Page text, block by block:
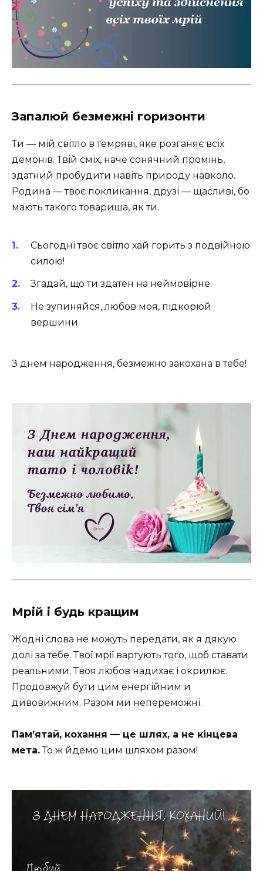
Запалюй безмежні горизонти
Ти — мій світло в темряві, яке розганяє всіх
демонів. Твій сміх, наче сонячний промінь,
здатний пробудити навіть природу навколо.
Родина — твоє покликання, друзі — щасливі, бо
мають такого товариша, як ти. ‍ ‍ ‍
Сьогодні твоє світло хай горить з подвійною
силою!
Згадай, що ти здатен на неймовірне.
Не зупиняйся, любов моя, підкорюй
вершини. ️
З днем народження, безмежно закохана в тебе!
Мрій і будь кращим
Жодні слова не можуть передати, як я дякую
долі за тебе. Твої мрії вартують того, щоб ставати
реальними. Твоя любов надихає і окрилює. ️
Продовжуй бути цим енергійним и
дивовижним. Разом ми непереможні.
Пам’ятай, кохання — це шлях, а не кінцева
мета.То ж йдемо цим шляхом разом!